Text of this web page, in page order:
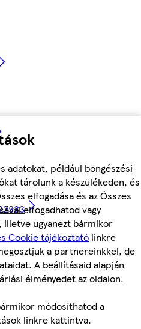
adatokat, például böngészési
tárolunk a készülékeden, és
elfogadása és az Összes
elfogadhatod vagy
ugyanezt bármikor
Cookie tájékoztató linkre
a partnereinkkel, de
A beállításaid alapján
élményedet az oldalon.
módosíthatod a
linkre kattintva.